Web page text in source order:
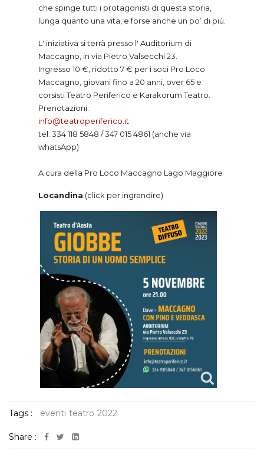
che spinge tutti i protagonisti di questa storia,
lunga quanto una vita, e forse anche un po’ di più.
L' iniziativa si terrà presso l' Auditorium di
Maccagno, in via Pietro Valsecchi 23.
Ingresso 10 €, ridotto 7 € per i soci Pro Loco
Maccagno, giovani fino a 20 anni, over 65 e
corsisti Teatro Periferico e Karakorum Teatro.
Prenotazioni:
info@teatroperiferico.it
tel. 334 118 5848 / 347 015 4861 (anche via
whatsApp)
A cura della Pro Loco Maccagno Lago Maggiore
Locandina (click per ingrandire)
Tags : eventi teatro 2022
Share :